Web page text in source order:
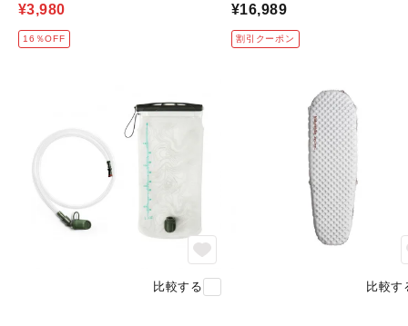
¥3,980
16％OFF
¥16,989
割引クーポン
比較する 比較す